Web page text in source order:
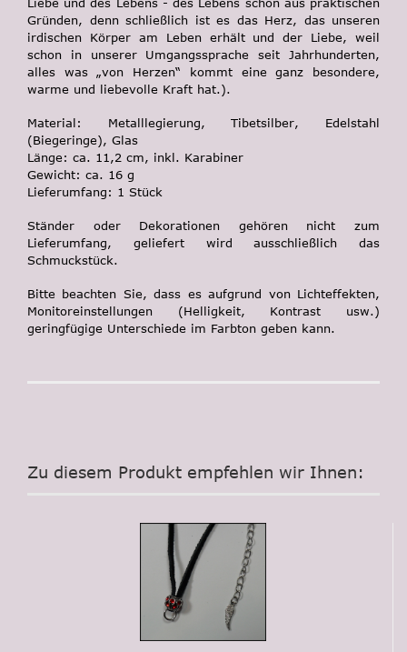
Gründen, denn schließlich ist es das Herz, das unseren
irdischen Körper am Leben erhält und der Liebe, weil
schon in unserer Umgangssprache seit Jahrhunderten,
alles was „von Herzen“ kommt eine ganz besondere,
warme und liebevolle Kraft hat.).
Material: Metalllegierung, Tibetsilber, Edelstahl
(Biegeringe), Glas
Länge: ca. 11,2 cm, inkl. Karabiner
Gewicht: ca. 16 g
Lieferumfang: 1 Stück
Ständer oder Dekorationen gehören nicht zum
Lieferumfang, geliefert wird ausschließlich das
Schmuckstück.
Bitte beachten Sie, dass es aufgrund von Lichteffekten,
Monitoreinstellungen (Helligkeit, Kontrast usw.)
geringfügige Unterschiede im Farbton geben kann.
Zu diesem Produkt empfehlen wir Ihnen: